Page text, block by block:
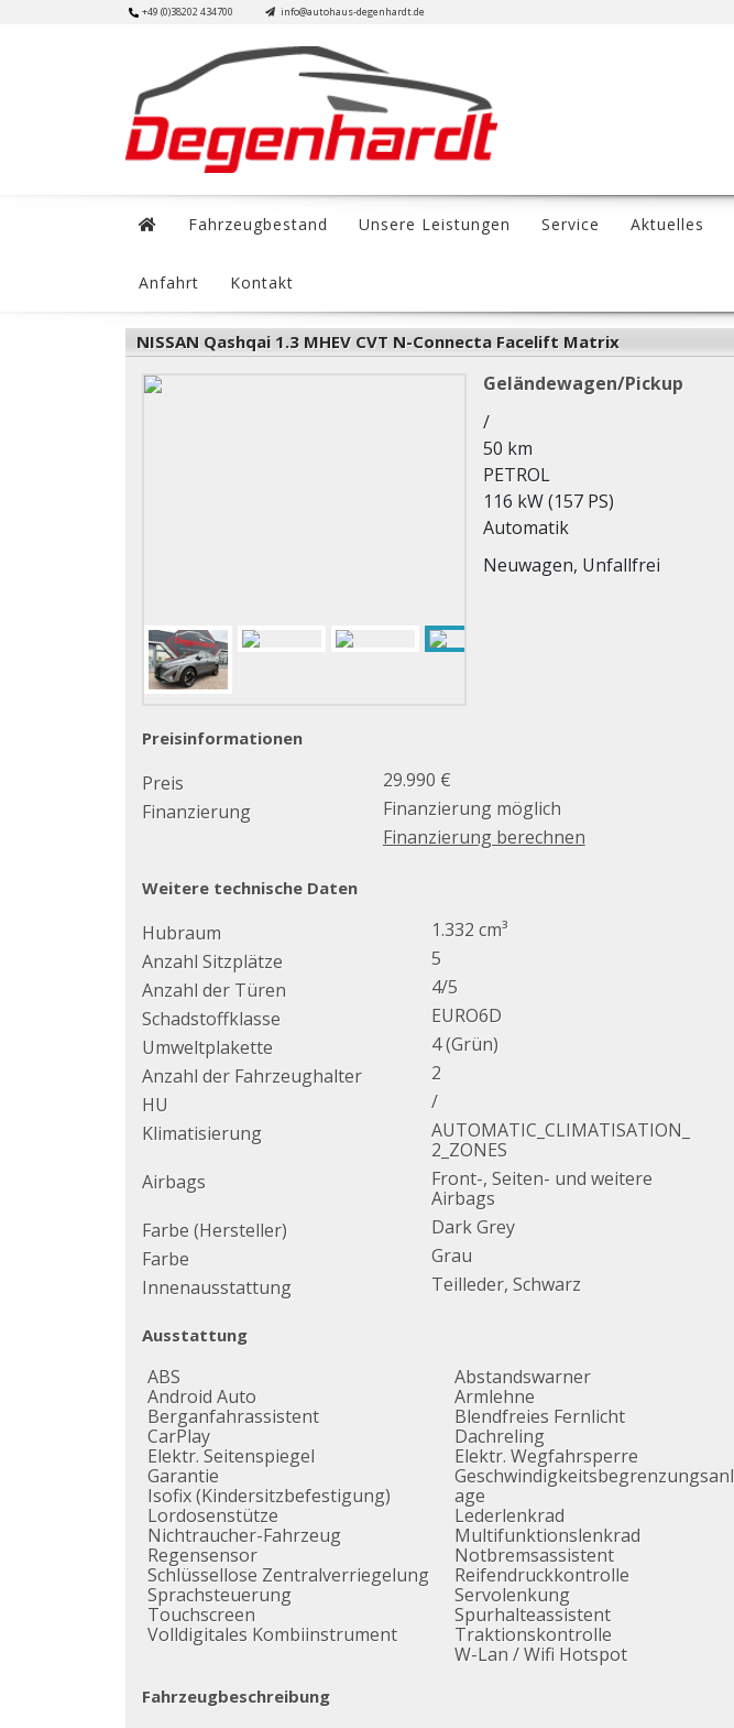
+49 (0)38202 434700 info@autohaus-degenhardt.de
Fahrzeugbestand Unsere Leistungen Service Aktuelles
Anfahrt Kontakt
NISSAN Qashqai 1.3 MHEV CVT N-Connecta Facelift Matrix
Geländewagen/Pickup
/
50 km
PETROL
116 kW (157 PS)
Automatik
Neuwagen, Unfallfrei
Preisinformationen
Preis
29.990 €
Finanzierung
Finanzierung möglich
Finanzierung berechnen
Weitere technische Daten
Hubraum
1.332 cm³
Anzahl Sitzplätze
5
Anzahl der Türen
4/5
Schadstoffklasse
EURO6D
Umweltplakette
4 (Grün)
Anzahl der Fahrzeughalter
2
HU
/
Klimatisierung
AUTOMATIC_CLIMATISATION_
2_ZONES
Airbags
Front-, Seiten- und weitere
Airbags
Farbe (Hersteller)
Dark Grey
Farbe
Grau
Innenausstattung
Teilleder, Schwarz
Ausstattung
ABS
Android Auto
Berganfahrassistent
CarPlay
Elektr. Seitenspiegel
Garantie
Isofix (Kindersitzbefestigung)
Lordosenstütze
Nichtraucher-Fahrzeug
Regensensor
Schlüssellose Zentralverriegelung
Sprachsteuerung
Touchscreen
Volldigitales Kombiinstrument
Abstandswarner
Armlehne
Blendfreies Fernlicht
Dachreling
Elektr. Wegfahrsperre
Geschwindigkeitsbegrenzungsanl
age
Lederlenkrad
Multifunktionslenkrad
Notbremsassistent
Reifendruckkontrolle
Servolenkung
Spurhalteassistent
Traktionskontrolle
W-Lan / Wifi Hotspot
Fahrzeugbeschreibung